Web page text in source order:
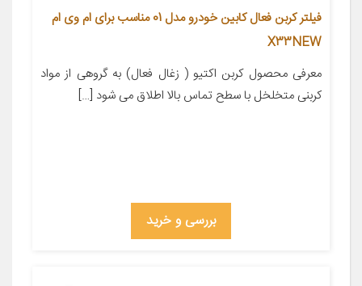
فیلتر کربن فعال کابین خودرو مدل 01 مناسب برای ام وی ام
X33NEW
معرفی محصول کربن اکتیو ( زغال فعال) به گروهی از مواد
کربنی متخلخل با سطح تماس بالا اطلاق می شود […]
بررسی و خرید